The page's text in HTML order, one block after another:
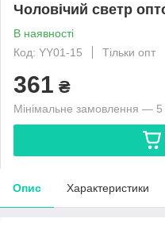
Чоловічий светр
В наявності
Код: YY01-15
Тільки опт
361 ₴
Мінімальне замовлення — 5
Опис Характеристики